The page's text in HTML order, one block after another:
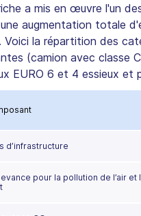
a mis en œuvre l'un
augmentation totale
Voici la répartition des
(camion avec classe
EURO 6 et 4 essieux et
d’infrastructure
pour la pollution de l’air et